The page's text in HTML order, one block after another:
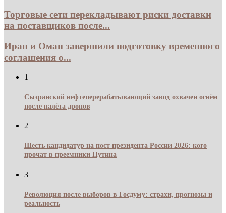
Торговые сети перекладывают риски доставки
на поставщиков после...
Иран и Оман завершили подготовку временного
соглашения о...
1
Сызранский нефтеперерабатывающий завод охвачен огнём
после налёта дронов
2
Шесть кандидатур на пост президента России 2026: кого
прочат в преемники Путина
3
Революция после выборов в Госдуму: страхи, прогнозы и
реальность